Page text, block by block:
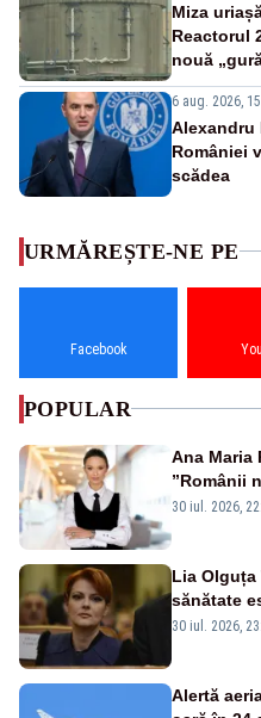
Miza
Reactorul
nouă
6 aug. 2026,
Alexandru
României
scădea
URMĂREȘTE-NE PE
Facebook
POPULAR
Ana Maria
”Românii
Bolojan”
30 iul. 2026,
Lia Olguța
sănătate
30 iul. 2026,
Alertă